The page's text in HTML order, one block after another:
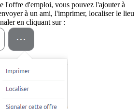
l'offre d'emploi, vous pouvez l'ajouter à
à un ami, l'imprimer, localiser le lieu
en cliquant sur :